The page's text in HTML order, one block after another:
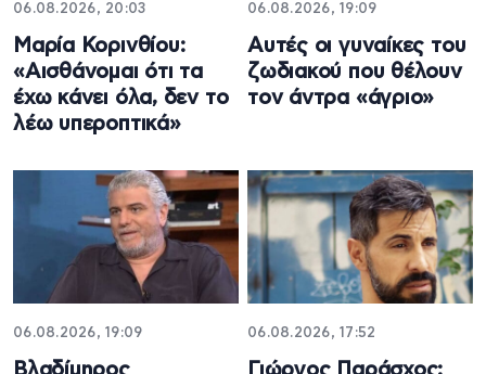
06.08.2026, 20:03
Μαρία Κορινθίου:
«Αισθάνομαι ότι τα
έχω κάνει όλα, δεν το
λέω υπεροπτικά»
06.08.2026, 19:09
Αυτές οι γυναίκες του
ζωδιακού που θέλουν
τον άντρα «άγριο»
06.08.2026, 19:09 06.08.2026, 17:52